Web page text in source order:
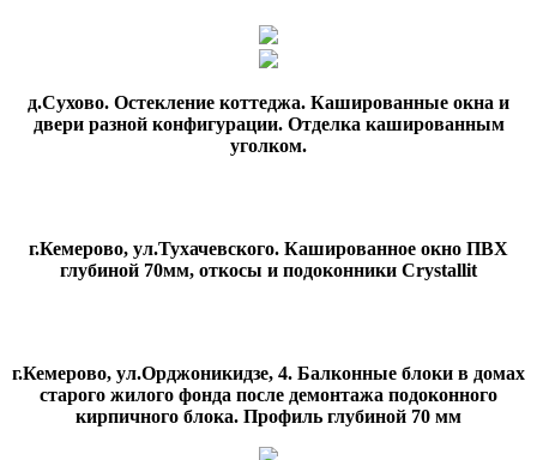
д.Сухово. Остекление коттеджа. Кашированные окна и
двери разной конфигурации. Отделка кашированным
уголком.
г.Кемерово, ул.Тухачевского. Кашированное окно ПВХ
глубиной 70мм, откосы и подоконники Crystallit
г.Кемерово, ул.Орджоникидзе, 4. Балконные блоки в домах
старого жилого фонда после демонтажа подоконного
кирпичного блока. Профиль глубиной 70 мм